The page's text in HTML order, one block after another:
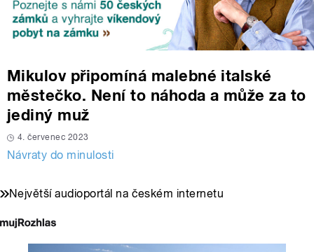
Mikulov připomíná malebné italské
městečko. Není to náhoda a může za to
jediný muž
4. červenec 2023
Návraty do minulosti
Největší audioportál na českém internetu